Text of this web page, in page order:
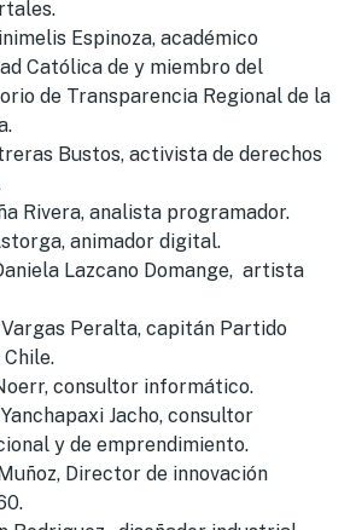
Espinoza, académico
Católica de y miembro del
de Transparencia Regional de la
Bustos, activista de derechos
Rivera, analista programador.
animador digital.
Lazcano Domange, artista
Peralta, capitán Partido
consultor informático.
Jacho, consultor
y de emprendimiento.
Director de innovación